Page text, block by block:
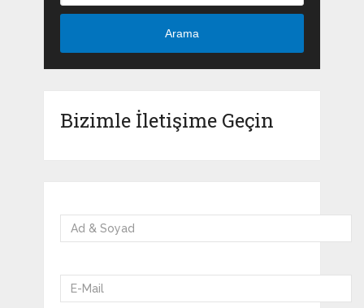
Arama
Bizimle İletişime Geçin